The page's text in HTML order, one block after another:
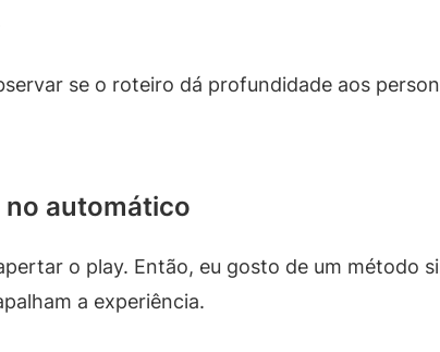
se o roteiro dá profundidade aos
no automático
o play. Então, eu gosto de um método
a experiência.